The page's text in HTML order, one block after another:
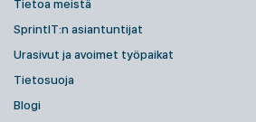
Tietoa meistä
SprintIT:n asiantuntijat
Urasivut ja avoimet työpaikat
Tietosuoja
Blogi